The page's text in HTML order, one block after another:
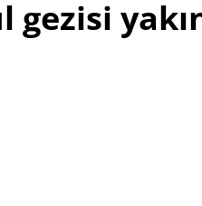
gezisi